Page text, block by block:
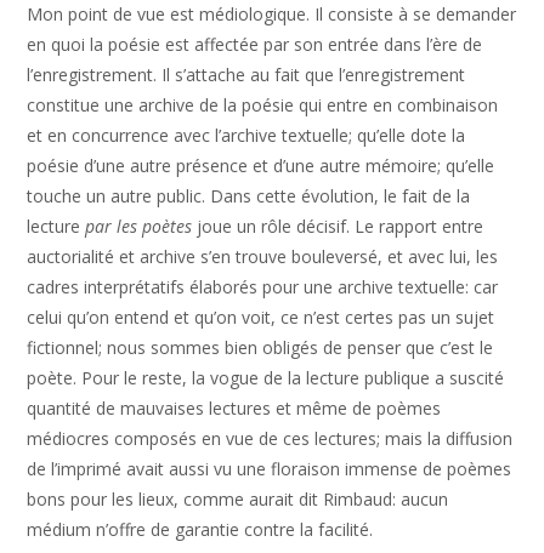
Mon point de vue est médiologique. Il consiste à se demander
en quoi la poésie est affectée par son entrée dans l’ère de
l’enregistrement. Il s’attache au fait que l’enregistrement
constitue une archive de la poésie qui entre en combinaison
et en concurrence avec l’archive textuelle; qu’elle dote la
poésie d’une autre présence et d’une autre mémoire; qu’elle
touche un autre public. Dans cette évolution, le fait de la
lecturepar les poètes joue un rôle décisif. Le rapport entre
auctorialité et archive s’en trouve bouleversé, et avec lui, les
cadres interprétatifs élaborés pour une archive textuelle: car
celui qu’on entend et qu’on voit, ce n’est certes pas un sujet
fictionnel; nous sommes bien obligés de penser que c’est le
poète. Pour le reste, la vogue de la lecture publique a suscité
quantité de mauvaises lectures et même de poèmes
médiocres composés en vue de ces lectures; mais la diffusion
de l’imprimé avait aussi vu une floraison immense de poèmes
bons pour les lieux, comme aurait dit Rimbaud: aucun
médium n’offre de garantie contre la facilité.